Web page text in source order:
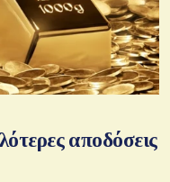
αποδόσεις